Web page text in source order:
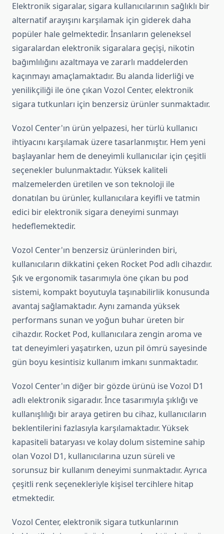
Elektronik sigaralar, sigara kullanıcılarının sağlıklı bir
alternatif arayışını karşılamak için giderek daha
popüler hale gelmektedir. İnsanların geleneksel
sigaralardan elektronik sigaralara geçişi, nikotin
bağımlılığını azaltmaya ve zararlı maddelerden
kaçınmayı amaçlamaktadır. Bu alanda liderliği ve
yenilikçiliği ile öne çıkan Vozol Center, elektronik
sigara tutkunları için benzersiz ürünler sunmaktadır.
Vozol Center'ın ürün yelpazesi, her türlü kullanıcı
ihtiyacını karşılamak üzere tasarlanmıştır. Hem yeni
başlayanlar hem de deneyimli kullanıcılar için çeşitli
seçenekler bulunmaktadır. Yüksek kaliteli
malzemelerden üretilen ve son teknoloji ile
donatılan bu ürünler, kullanıcılara keyifli ve tatmin
edici bir elektronik sigara deneyimi sunmayı
hedeflemektedir.
Vozol Center'ın benzersiz ürünlerinden biri,
kullanıcıların dikkatini çeken Rocket Pod adlı cihazdır.
Şık ve ergonomik tasarımıyla öne çıkan bu pod
sistemi, kompakt boyutuyla taşınabilirlik konusunda
avantaj sağlamaktadır. Aynı zamanda yüksek
performans sunan ve yoğun buhar üreten bir
cihazdır. Rocket Pod, kullanıcılara zengin aroma ve
tat deneyimleri yaşatırken, uzun pil ömrü sayesinde
gün boyu kesintisiz kullanım imkanı sunmaktadır.
Vozol Center'ın diğer bir gözde ürünü ise Vozol D1
adlı elektronik sigaradır. İnce tasarımıyla şıklığı ve
kullanışlılığı bir araya getiren bu cihaz, kullanıcıların
beklentilerini fazlasıyla karşılamaktadır. Yüksek
kapasiteli bataryası ve kolay dolum sistemine sahip
olan Vozol D1, kullanıcılarına uzun süreli ve
sorunsuz bir kullanım deneyimi sunmaktadır. Ayrıca
çeşitli renk seçenekleriyle kişisel tercihlere hitap
etmektedir.
Vozol Center, elektronik sigara tutkunlarının